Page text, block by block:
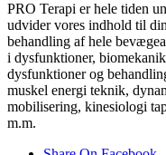
PRO Terapi er hele tiden
udvider vores indhold til
behandling af hele
i dysfunktioner,
dysfunktioner og
muskel energi teknik,
mobilisering, kinesiologi
m.m.